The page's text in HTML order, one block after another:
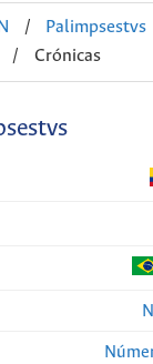
/
Palimpsestvs
/ Crónicas